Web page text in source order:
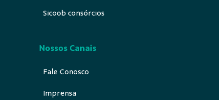
Sicoob consórcios
Nossos Canais
Fale Conosco
Imprensa